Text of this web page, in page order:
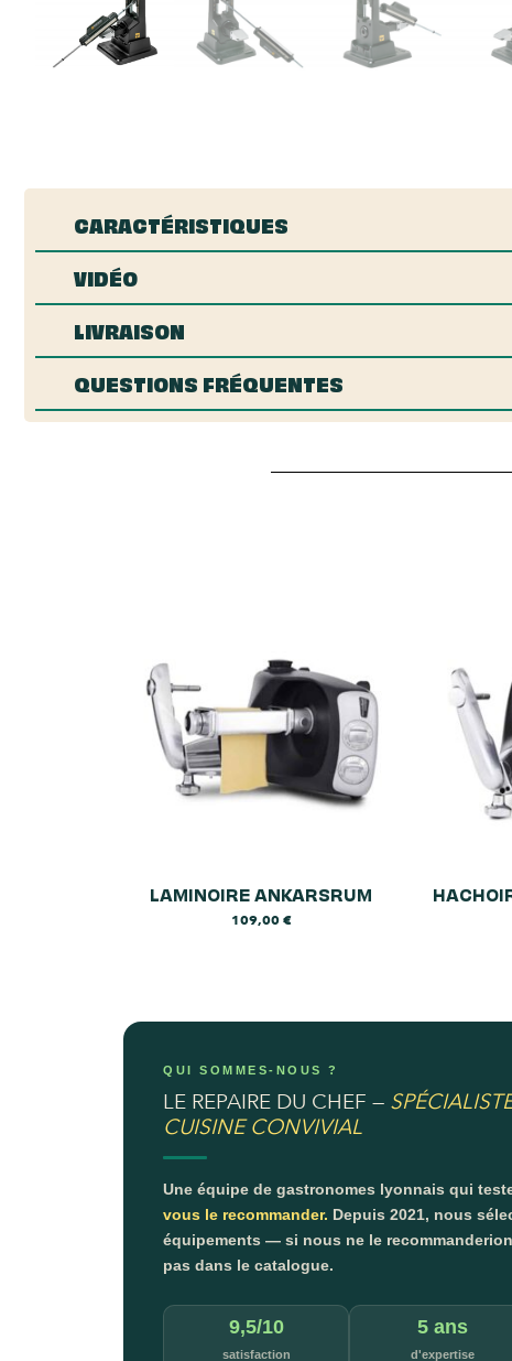
CARACTÉRISTIQUES
VIDÉO
LIVRAISON
QUESTIONS FRÉQUENTES
LAMINOIRE ANKARSRUM
109,00€
QUI SOMMES-NOUS ?
LE REPAIRE DU CHEF —
CUISINE CONVIVIAL
Une équipe de gastronomes lyonnais qui
vous le recommander. Depuis 2021, nous
équipements — si nous ne le
pas dans le catalogue.
9,5/10
satisfaction
5 ans
d'expertise